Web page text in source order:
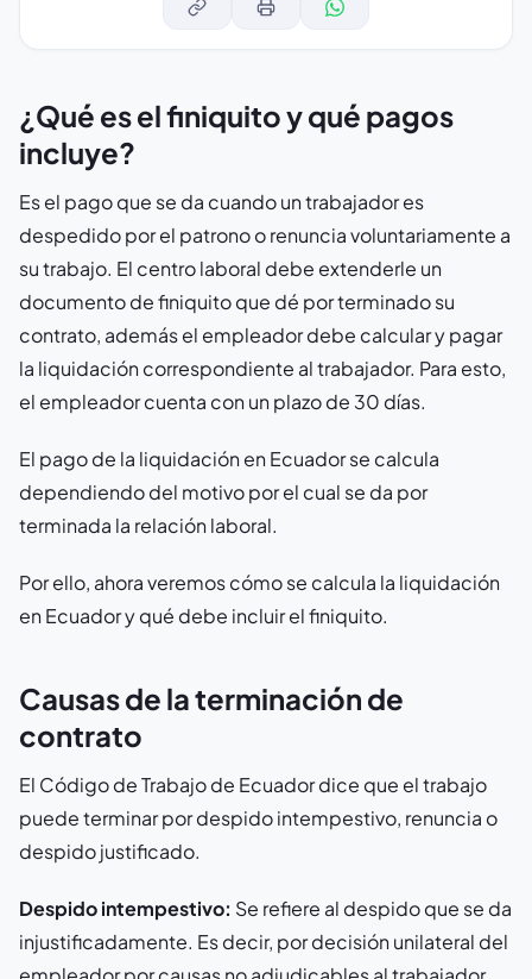
¿Qué es el finiquito y qué pagos
incluye?
Es el pago que se da cuando un trabajador es
despedido por el patrono o renuncia voluntariamente a
su trabajo. El centro laboral debe extenderle un
documento de finiquito que dé por terminado su
contrato, además el empleador debe calcular y pagar
la liquidación correspondiente al trabajador. Para esto,
el empleador cuenta con un plazo de 30 días.
El pago de la liquidación en Ecuador se calcula
dependiendo del motivo por el cual se da por
terminada la relación laboral.
Por ello, ahora veremos cómo se calcula la liquidación
en Ecuador y qué debe incluir el finiquito.
Causas de la terminación de
contrato
El Código de Trabajo de Ecuador dice que el trabajo
puede terminar por despido intempestivo, renuncia o
despido justificado.
Despido intempestivo: Se refiere al despido que se da
injustificadamente. Es decir, por decisión unilateral del